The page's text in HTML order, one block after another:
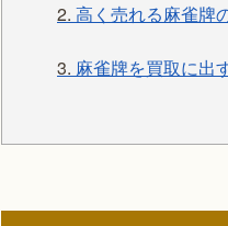
2. 高く売れる麻雀牌
3. 麻雀牌を買取に出